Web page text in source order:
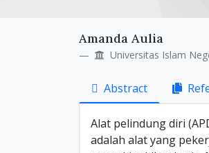
Details
Article
Content
Amanda Aulia
Universitas Islam
Abstract
Alat pelindung diri
adalah alat yang